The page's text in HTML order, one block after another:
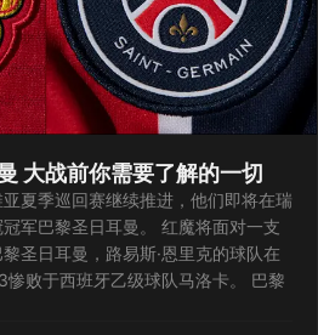
大战前你需要了解的一切
夏季巡回赛继续推进，他们即将在瑞
军巴黎圣日耳曼。 红魔将面对一支
圣日耳曼，路易斯·恩里克的球队在
败于西班牙乙级球队马洛卡。 巴黎